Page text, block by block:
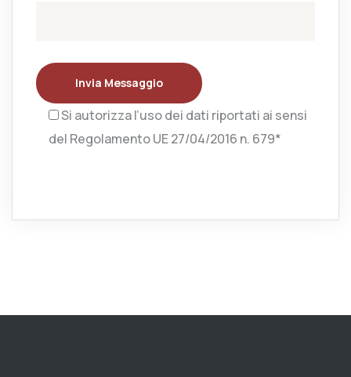
Invia Messaggio
Si autorizza l’uso dei dati riportati ai sensi
del Regolamento UE 27/04/2016 n. 679*